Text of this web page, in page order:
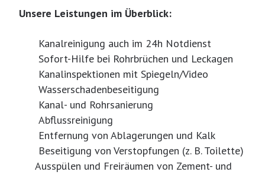
Unsere Leistungen im Überblick:
Kanalreinigung auch im 24h Notdienst
Sofort-Hilfe bei Rohrbrüchen und Leckagen
Kanalinspektionen mit Spiegeln/Video
Wasserschadenbeseitigung
Kanal- und Rohrsanierung
Abflussreinigung
Entfernung von Ablagerungen und Kalk
Beseitigung von Verstopfungen (z. B. Toilette)
Ausspülen und Freiräumen von Zement- und